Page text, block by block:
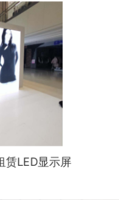
赁LED显示屏